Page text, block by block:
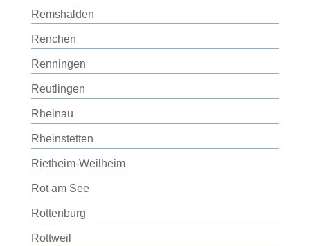
Remshalden
Renchen
Renningen
Reutlingen
Rheinau
Rheinstetten
Rietheim-Weilheim
Rot am See
Rottenburg
Rottweil